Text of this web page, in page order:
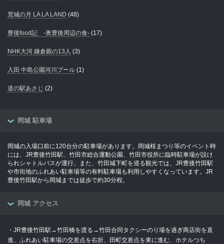
荒城の月 LA LA LAND (48)
豊後food記 -奥豊後周辺の食- (17)
NHK大河 鎌倉殿の13人 (3)
入田 中島公園河川プール (1)
道の駅あさじ (2)
岡城 駐車場
岡城の入場口前に120台分の駐車場があります。岡城桜まつり等のイベント時
には、JR豊後竹田駅、竹田市総合運動公園、竹田市役所に臨時駐車場が設け
られシャトルバスが運行。また、竹田城下町を巡る観光では、JR豊後竹田駅
や市街地のふれあい駐車場等の有料駐車場も利用しやすくなっています。JR
豊後竹田駅から岡城までは徒歩で約30分程。
岡城 アクセス
・JR豊後竹田駅→竹田橋を渡る→竹田合同タクシーのり場を過ぎ商店街を直
進、ふれあい駐車場の交差点を右折、田町交差点を東に進む、ホテルつち